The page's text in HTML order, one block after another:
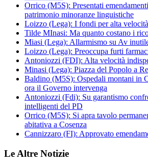
Orrico (M5S): Presentati
patrimonio minoranze linguistiche
Loizzo (Lega): I fondi per alta
Tilde MInasi: Ma quanto costano i
Miasi (Lega): Allarmismo su Av
Loizzo (Lega): Preoccupa furti
Antoniozzi (FDI): Alta velocità
Minasi (Lega): Piazza del Popolo a
Baldino (M5S): Ospedali montani in
ora il Governo intervenga
Antoniozzi (Fdi): Su garantismo
intelligenti del PD
Orrico (M5S): Si apra tavolo
abitativa a Cosenza
Cannizzaro (FI): Approvato
Le Altre Notizie